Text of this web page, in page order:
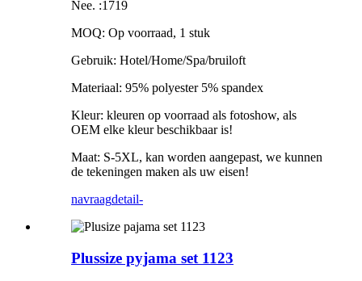
Nee. :1719
MOQ: Op voorraad, 1 stuk
Gebruik: Hotel/Home/Spa/bruiloft
Materiaal: 95% polyester 5% spandex
Kleur: kleuren op voorraad als fotoshow, als
OEM elke kleur beschikbaar is!
Maat: S-5XL, kan worden aangepast, we kunnen
de tekeningen maken als uw eisen!
navraagdetail-
Plussize pyjama set 1123